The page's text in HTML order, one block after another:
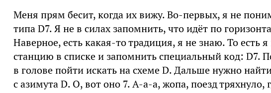
Меня прям бесит, когда их вижу. Во-первых, я не
типа D7. Я не в силах запомнить, что идёт по
Наверное, есть какая-то традиция, я не знаю. То есть
станцию в списке и запомнить специальный код: D7.
в голове пойти искать на схеме D. Дальше нужно
с азимута D. О, вот оно 7. А-а-а, жопа, поезд тряхнуло,